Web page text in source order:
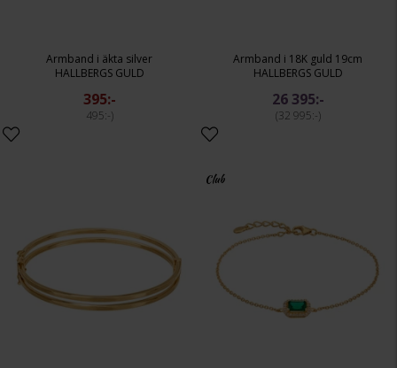
Armband i äkta silver
HALLBERGS GULD
395:-
495:-
Armband i 18K guld 19cm
HALLBERGS GULD
26 395:-
32 995:-
Club